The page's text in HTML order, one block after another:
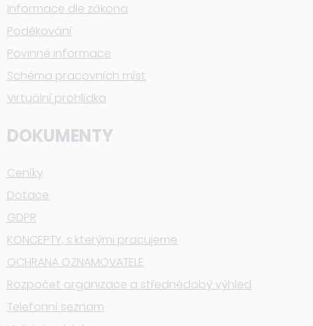
Informace dle zákona
Poděkování
Povinné informace
Schéma pracovních míst
Virtuální prohlídka
DOKUMENTY
Ceníky
Dotace
GDPR
KONCEPTY, s kterými pracujeme
OCHRANA OZNAMOVATELE
Rozpočet organizace a střednědobý výhled
Telefonní seznam